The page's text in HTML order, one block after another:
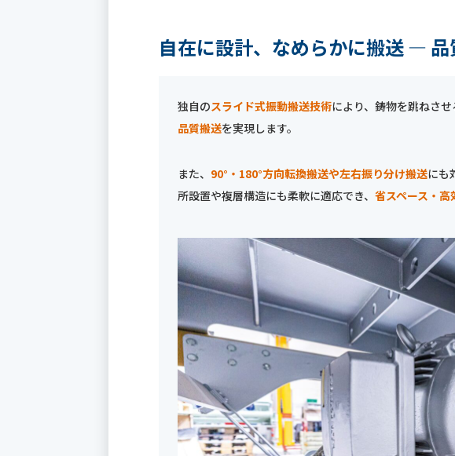
自在に設計、なめらかに搬送 ―
独自のスライド式振動搬送技術により、鋳物を跳ねさ
品質搬送を実現します。
また、 90°・180°方向転換搬送や左右振り分け搬送にも
所設置や複層構造にも柔軟に適応でき、 省スペース・